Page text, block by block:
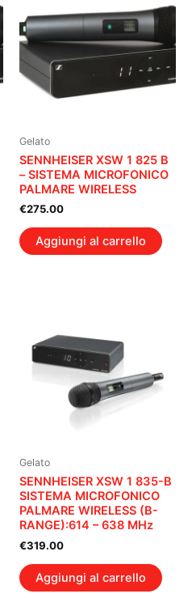
Gelato
SENNHEISER XSW 1 825 B
– SISTEMA MICROFONICO
PALMARE WIRELESS
€275.00
Aggiungi al carrello
Gelato
SENNHEISER XSW 1 835-B
SISTEMA MICROFONICO
PALMARE WIRELESS (B-
RANGE):614 – 638 MHz
€319.00
Aggiungi al carrello